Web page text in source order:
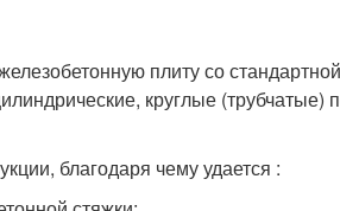
плиту со
круглые (трубчатые)
благодаря чему удается :